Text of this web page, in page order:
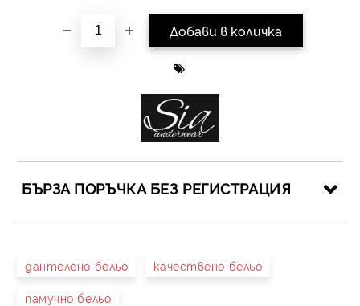
БЪРЗА ПОРЪЧКА БЕЗ РЕГИСТРАЦИЯ
дантелено бельо качествено бельо
памучно бельо